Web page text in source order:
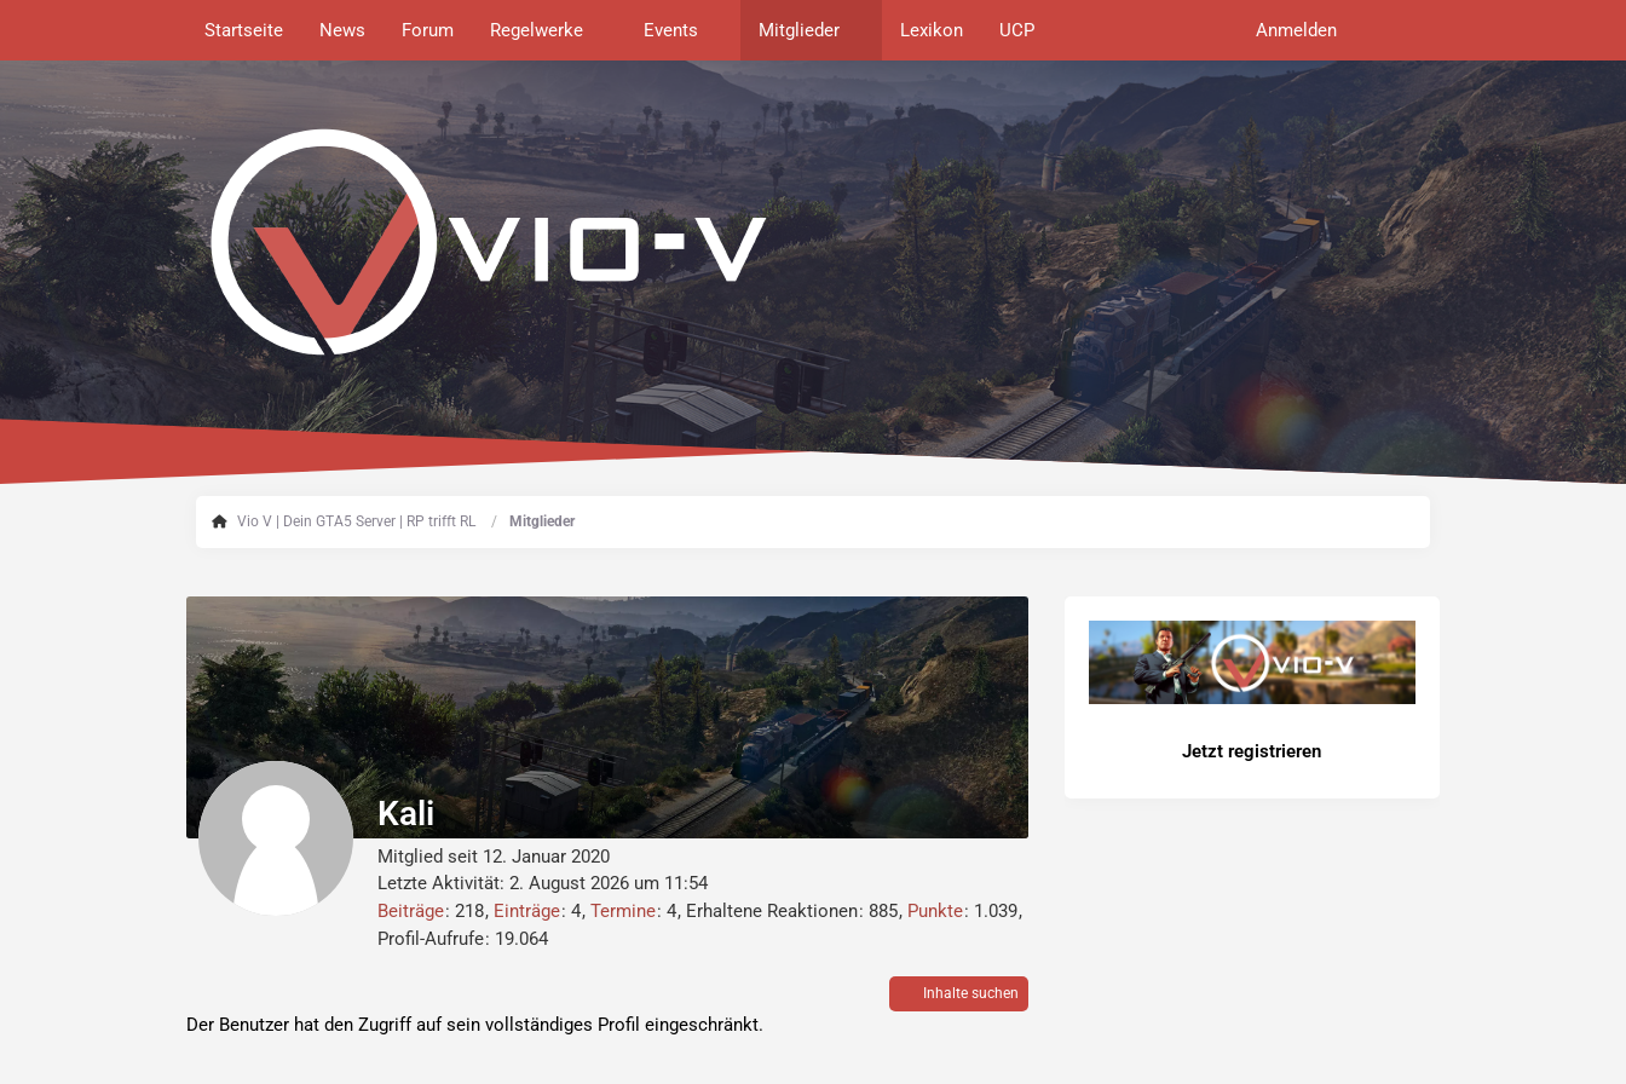
Startseite News Forum Regelwerke Events Mitglieder Lexikon UCP Anmelden
Vio V | Dein GTA5 Server | RP trifft RL Mitglieder
Kali
Mitglied seit 12. Januar 2020
Letzte Aktivität:2. August 2026 um 11:54
Beiträge 218 Einträge 4 Termine 4 Erhaltene Reaktionen 885 Punkte 1.039
Profil-Aufrufe 19.064
Inhalte suchen
Der Benutzer hat den Zugriff auf sein vollständiges Profil eingeschränkt.
Jetzt registrieren